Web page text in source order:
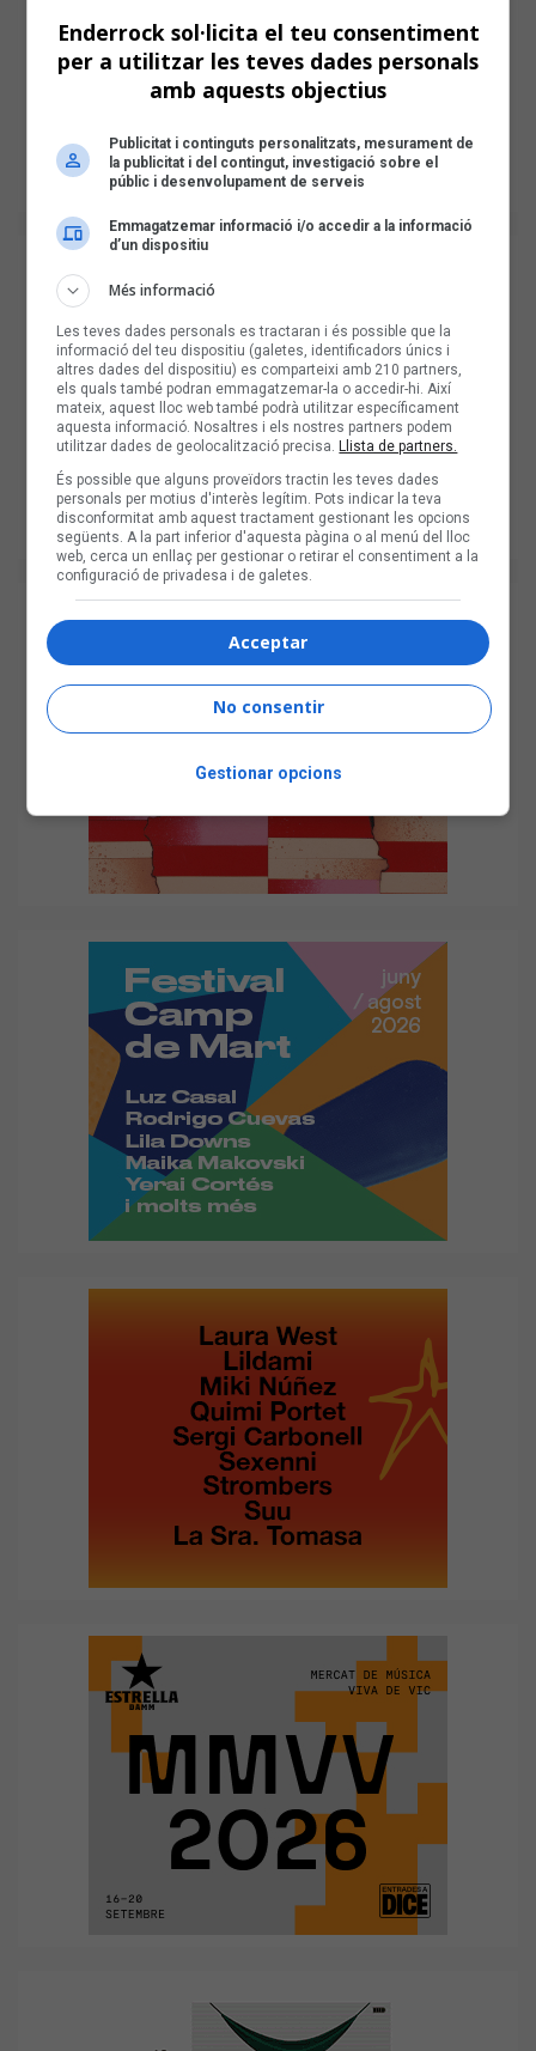
Enderrock sol·licita el teu consentiment
per a utilitzar les teves dades personals
amb aquests objectius
Publicitat i continguts personalitzats, mesurament de
la publicitat i del contingut, investigació sobre el
públic i desenvolupament de serveis
Emmagatzemar informació i/o accedir a la informació
d’un dispositiu
Més informació
Les teves dades personals es tractaran i és possible que la
informació del teu dispositiu (galetes, identificadors únics i
altres dades del dispositiu) es comparteixi amb 210 partners,
els quals també podran emmagatzemar-la o accedir-hi. Així
mateix, aquest lloc web també podrà utilitzar específicament
aquesta informació. Nosaltres i els nostres partners podem
utilitzar dades de geolocalització precisa. Llista de partners.
És possible que alguns proveïdors tractin les teves dades
personals per motius d'interès legítim. Pots indicar la teva
disconformitat amb aquest tractament gestionant les opcions
següents. A la part inferior d'aquesta pàgina o al menú del lloc
web, cerca un enllaç per gestionar o retirar el consentiment a la
configuració de privadesa i de galetes.
Acceptar
No consentir
Gestionar opcions